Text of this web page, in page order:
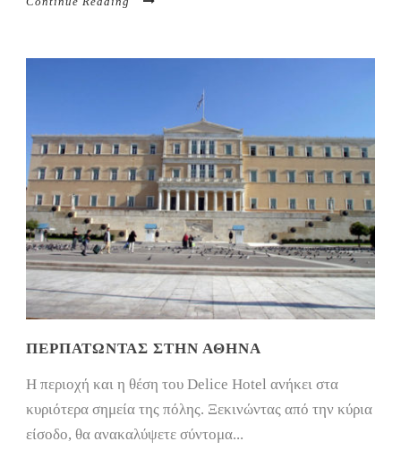
ΠΕΡΠΑΤΏΝΤΑΣ ΣΤΗΝ ΑΘΉΝΑ
Η περιοχή και η θέση του Delice Hotel ανήκει στα
κυριότερα σημεία της πόλης. Ξεκινώντας από την κύρια
είσοδο, θα ανακαλύψετε σύντομα...